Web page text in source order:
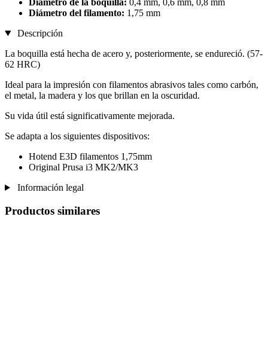
Diámetro de la boquilla: 0,4 mm, 0,6 mm, 0,8 mm
Diámetro del filamento: 1,75 mm
Descripción
La boquilla está hecha de acero y, posteriormente, se endureció. (57-
62 HRC)
Ideal para la impresión con filamentos abrasivos tales como carbón,
el metal, la madera y los que brillan en la oscuridad.
Su vida útil está significativamente mejorada.
Se adapta a los siguientes dispositivos:
Hotend E3D filamentos 1,75mm
Original Prusa i3 MK2/MK3
Información legal
Productos similares